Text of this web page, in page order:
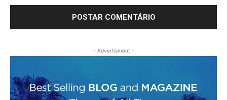
- Advertisment -